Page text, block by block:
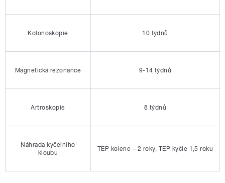
Kolonoskopie 10 týdnů
Magnetická rezonance 9-14 týdnů
Artroskopie 8 týdnů
Náhrada kyčelního
kloubu
TEP kolene – 2 roky, TEP kyčle 1,5 roku